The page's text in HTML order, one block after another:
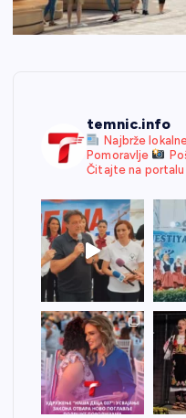
temnic.info
Najbrže
Pomoravlje
Čitajte na portalu